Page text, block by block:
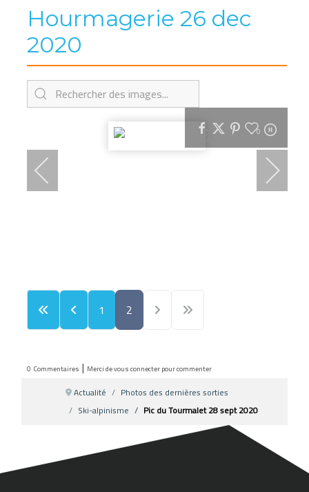
Hourmagerie 26 dec
2020
0
1 2
0 Commentaires | Merci de vous connecter pour commenter
Actualité
Photos des dernières sorties
Ski-alpinisme
Pic du Tourmalet 28 sept 2020